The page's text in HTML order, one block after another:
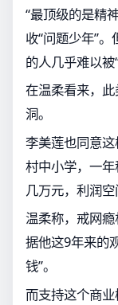
“最顶级的是精
收“问题少年”
的人几乎难以被“
在温柔看来，
洞。
李美莲也同意
村中小学，一
几万元，利润空
温柔称，戒网
据他这9年来的
钱”。
而支持这个商业